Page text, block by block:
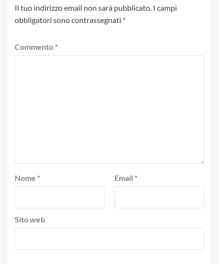
Il tuo indirizzo email non sarà pubblicato. I campi
obbligatori sono contrassegnati *
Commento *
Nome * Email *
Sito web